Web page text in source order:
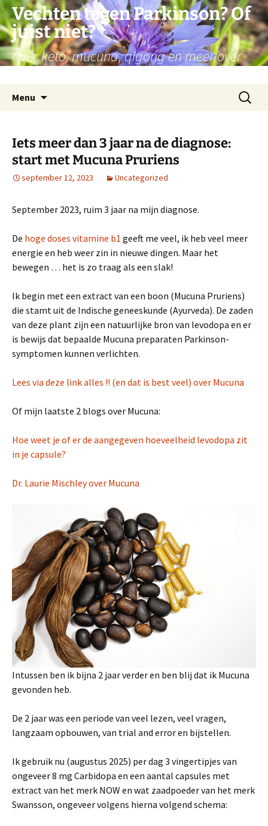
Ga
naar
de
inhoud
Vechten tegen Parkinson? Of
juist niet?
Over keto, mucuna, qigong en meer over
Menu
Zoeken
naar:
Iets meer dan 3 jaar na de diagnose:
start met Mucuna Pruriens
september 12, 2023 Uncategorized
September 2023, ruim 3 jaar na mijn diagnose.
De hoge doses vitamine b1 geeft me veel, ik heb veel meer
energie en heb weer zin in nieuwe dingen. Maar het
bewegen … het is zo traag als een slak!
Ik begin met een extract van een boon (Mucuna Pruriens)
die stamt uit de Indische geneeskunde (Ayurveda). De zaden
van deze plant zijn een natuurlijke bron van levodopa en er
is bewijs dat bepaalde Mucuna preparaten Parkinson-
symptomen kunnen verlichten.
Lees via deze link alles !! (en dat is best veel) over Mucuna
Of mijn laatste 2 blogs over Mucuna:
Hoe weet je of er de aangegeven hoeveelheid levodopa zit
in je capsule?
Dr. Laurie Mischley over Mucuna
Intussen ben ik bijna 2 jaar verder en ben blij dat ik Mucuna
gevonden heb.
De 2 jaar was een periode van veel lezen, veel vragen,
langzaam opbouwen, van trial and error en bijstellen.
Ik gebruik nu (augustus 2025) per dag 3 vingertipjes van
ongeveer 8 mg Carbidopa en een aantal capsules met
extract van het merk NOW en wat zaadpoeder van het merk
Swansson, ongeveer volgens hierna volgend schema: